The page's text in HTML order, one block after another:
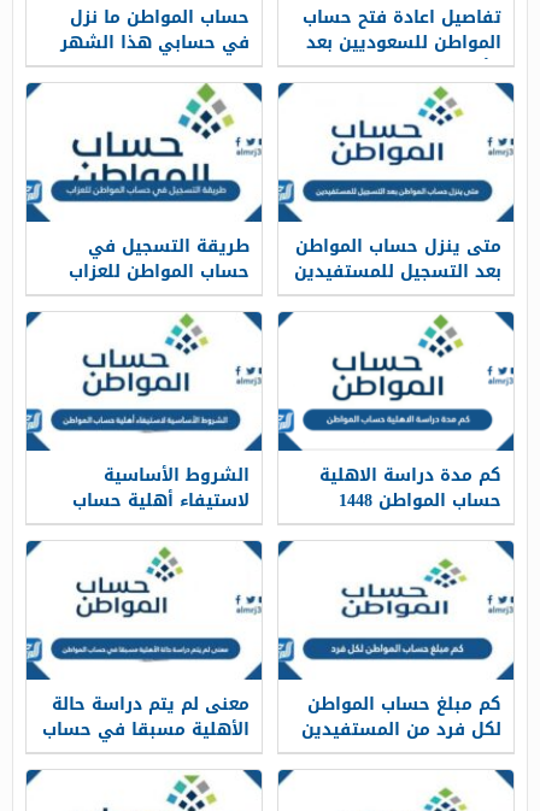
تفاصيل اعادة فتح حساب
المواطن للسعوديين بعد
الأمر الملكي 1448
حساب المواطن ما نزل
في حسابي هذا الشهر
1448
متى ينزل حساب المواطن
بعد التسجيل للمستفيدين
1448
طريقة التسجيل في
حساب المواطن للعزاب
1448 وشروطه
كم مدة دراسة الاهلية
حساب المواطن 1448
الشروط الأساسية
لاستيفاء أهلية حساب
المواطن 1448
كم مبلغ حساب المواطن
لكل فرد من المستفيدين
بعد التعديل 1448
معنى لم يتم دراسة حالة
الأهلية مسبقا في حساب
المواطن 1448